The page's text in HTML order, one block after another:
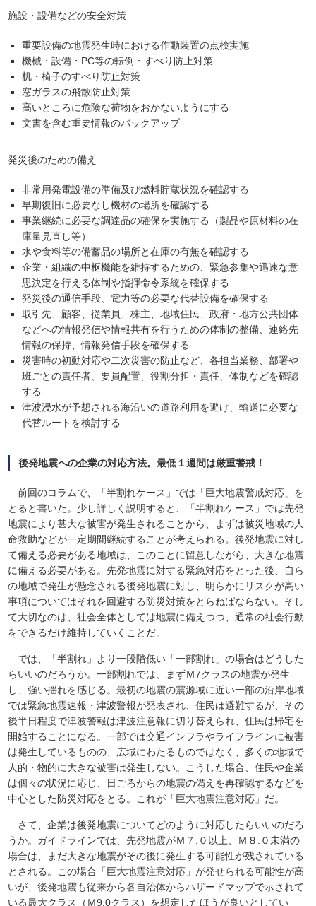
施設・設備などの安全対策
重要設備の地震発生時における作動装置の点検実施
機械・設備・PC等の転倒・すべり防止対策
机・椅子のすべり防止対策
窓ガラスの飛散防止対策
高いところに危険な荷物をおかないようにする
文書を含む重要情報のバックアップ
発災後のための備え
非常用発電設備の準備及び燃料貯蔵状況を確認する
早期復旧に必要なし機材の場所を確認する
事業継続に必要な調達品の確保を実施する（製品や原材料の在
庫量見直し等）
水や食料等の備蓄品の場所と在庫の有無を確認する
企業・組織の中枢機能を維持するための、緊急参集や迅速な意
思決定を行える体制や指揮命令系統を確保する
発災後の通信手段、電力等の必要な代替設備を確保する
取引先、顧客、従業員、株主、地域住民、政府・地方公共団体
などへの情報発信や情報共有を行うための体制の整備、連絡先
情報の保持、情報発信手段を確保する
災害時の初動対応や二次災害の防止など、各担当業務、部署や
班ごとの責任者、要員配置、役割分担・責任、体制などを確認
する
津波浸水が予想される海沿いの道路利用を避け、輸送に必要な
代替ルートを検討する
後発地震への企業の対応方法。最低１週間は厳重警戒！
前回のコラムで、「半割れケース」では「巨大地震警戒対応」を
とると書いた。少し詳しく説明すると、「半割れケース」では先発
地震により甚大な被害が発生されることから、まずは被災地域の人
命救助などが一定期間継続することが考えられる。後発地震に対し
て備える必要がある地域は、このことに留意しながら、大きな地震
に備える必要がある。先発地震に対する緊急対応をとった後、自ら
の地域で発生が懸念される後発地震に対し、明らかにリスクが高い
事項についてはそれを回避する防災対策をとらねばならない。そし
て大切なのは、社会全体としては地震に備えつつ、通常の社会行動
をできるだけ維持していくことだ。
では、「半割れ」より一段階低い「一部割れ」の場合はどうした
らいいのだろうか。一部割れでは、まずＭ7クラスの地震が発生
し、強い揺れを感じる。最初の地震の震源域に近い一部の沿岸地域
では緊急地震速報・津波警報が発表され、住民は避難するが、その
後半日程度で津波警報は津波注意報に切り替えられ、住民は帰宅を
開始することになる。一部では交通インフラやライフラインに被害
は発生しているものの、広域にわたるものではなく、多くの地域で
人的・物的に大きな被害は発生しない。こうした場合、住民や企業
は個々の状況に応じ、日ごろからの地震の備えを再確認するなどを
中心とした防災対応をとる。これが「巨大地震注意対応」だ。
さて、企業は後発地震についてどのように対応したらいいのだろ
うか。ガイドラインでは、先発地震がＭ７.０以上、Ｍ８.０未満の
場合は、まだ大きな地震がその後に発生する可能性が残されている
とされる。この場合「巨大地震注意対応」が発せられる可能性が高
いが、後発地震も従来から各自治体からハザードマップで示されて
いる最大クラス（Ｍ9.0クラス）を想定したほうが良いとしてい